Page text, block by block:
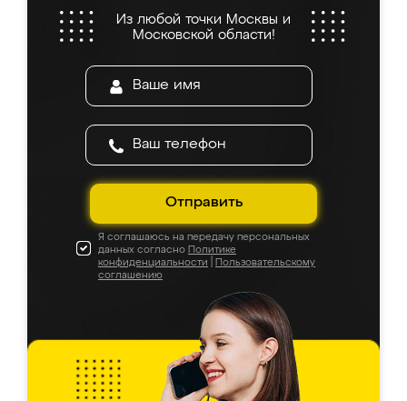
Из любой точки Москвы и
Московской области!
Отправить
Я соглашаюсь на передачу персональных
данных согласно Политике
конфиденциальности
Пользовательскому
соглашению